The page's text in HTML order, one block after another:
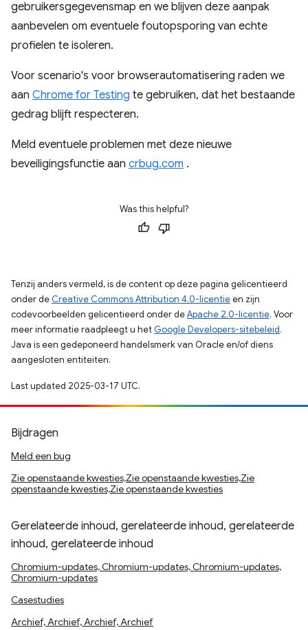
gebruikersgegevensmap en we blijven deze aanpak
aanbevelen om eventuele foutopsporing van echte
profielen te isoleren.
Voor scenario's voor browserautomatisering raden we
aan Chrome for Testing te gebruiken, dat het bestaande
gedrag blijft respecteren.
Meld eventuele problemen met deze nieuwe
beveiligingsfunctie aan crbug.com .
Was this helpful?
Tenzij anders vermeld, is de content op deze pagina gelicentieerd
onder de Creative Commons Attribution 4.0-licentieen zijn
codevoorbeelden gelicentieerd onder deApache 2.0-licentie. Voor
meer informatie raadpleegt u het Google Developers-sitebeleid.
Java is een gedeponeerd handelsmerk van Oracle en/of diens
aangesloten entiteiten.
Last updated 2025-03-17 UTC.
Bijdragen
Meld een bug
Zie openstaande kwesties,Zie openstaande kwesties,Zie
openstaande kwesties,Zie openstaande kwesties
Gerelateerde inhoud, gerelateerde inhoud, gerelateerde
inhoud, gerelateerde inhoud
Chromium-updates, Chromium-updates, Chromium-updates,
Chromium-updates
Casestudies
Archief, Archief, Archief, Archief